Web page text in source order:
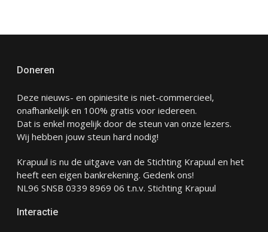
Doneren
Deze nieuws- en opiniesite is niet-commercieel,
onafhankelijk en 100% gratis voor iedereen.
Dat is enkel mogelijk door de steun van onze lezers.
Wij hebben jouw steun hard nodig!
Krapuul is nu de uitgave van de Stichting Krapuul en het
heeft een eigen bankrekening. Gedenk ons!
NL96 SNSB 0339 8969 06 t.n.v. Stichting Krapuul
Interactie